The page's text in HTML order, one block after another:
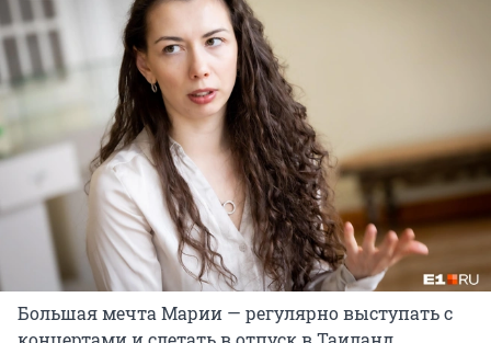
Большая мечта Марии — регулярно выступать с